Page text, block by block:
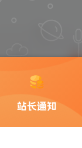
站长通知